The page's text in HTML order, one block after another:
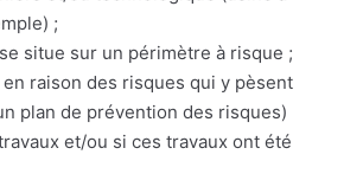
;
situe sur un périmètre à risque ;
raison des risques qui y pèsent
plan de prévention des risques)
et/ou si ces travaux ont été